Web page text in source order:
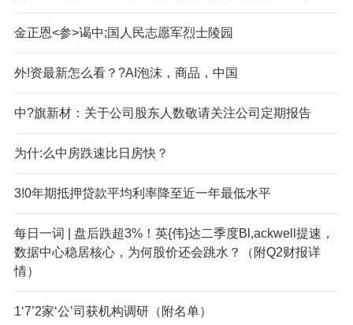
金正恩<参>谒中;国人民志愿军烈士陵园
外!资最新怎么看？?AI泡沫，商品，中国
中?旗新材：关于公司股东人数敬请关注公司定期报告
为什:么中房跌速比日房快？
3!0年期抵押贷款平均利率降至近一年最低水平
每日一词 | 盘后跌超3%！英{伟}达二季度Bl,ackwell提速，
数据中心稳居核心，为何股价还会跳水？（附Q2财报详
情）
1‘7’2家‘公’司获机构调研（附名单）